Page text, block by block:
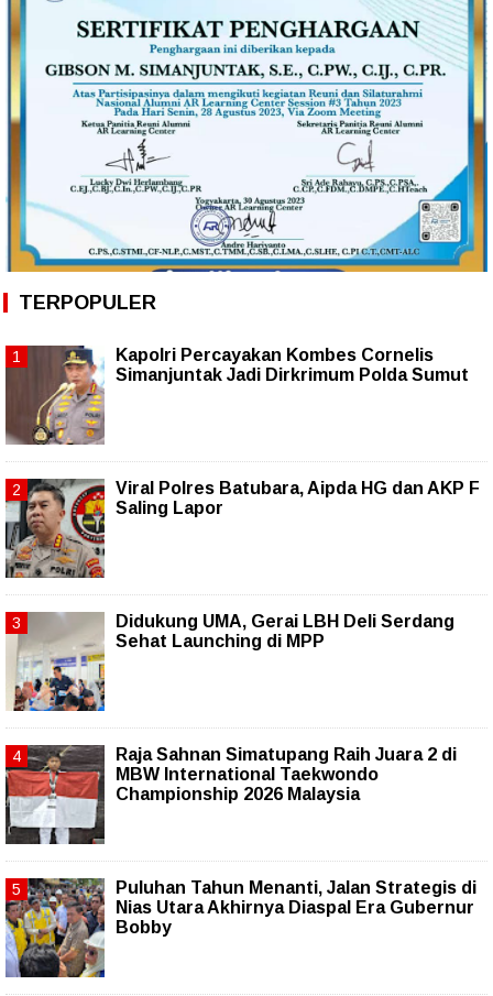
TERPOPULER
Kapolri Percayakan Kombes Cornelis
Simanjuntak Jadi Dirkrimum Polda Sumut
Viral Polres Batubara, Aipda HG dan AKP F
Saling Lapor
Didukung UMA, Gerai LBH Deli Serdang
Sehat Launching di MPP
Raja Sahnan Simatupang Raih Juara 2 di
MBW International Taekwondo
Championship 2026 Malaysia
Puluhan Tahun Menanti, Jalan Strategis di
Nias Utara Akhirnya Diaspal Era Gubernur
Bobby